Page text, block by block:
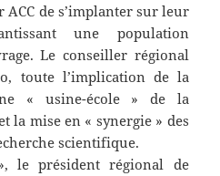
de s’implanter sur leur
une population
Le conseiller régional
toute l’implication de la
« usine-école » de la
la mise en « synergie » des
scientifique.
le président régional de